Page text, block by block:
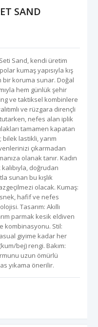
SAND
Sand, kendi üretim
kumaş yapısıyla kış
bir koruma sunar. Doğal
hem günlük şehir
ve taktiksel kombinlere
ve rüzgara dirençli
nefes alan iplik
tamamen kapatan
bilek lastikli, yarım
çıkarmadan
olanak tanır. Kadın
doğrudan
sunan bu kışlık
olacak. Kumaş:
hafif ve nefes
Tasarım: Akıllı
parmak kesik eldiven
kombinasyonu. Stil:
giyime kadar her
bej) rengi. Bakım:
uzun ömürlü
yıkama önerilir.